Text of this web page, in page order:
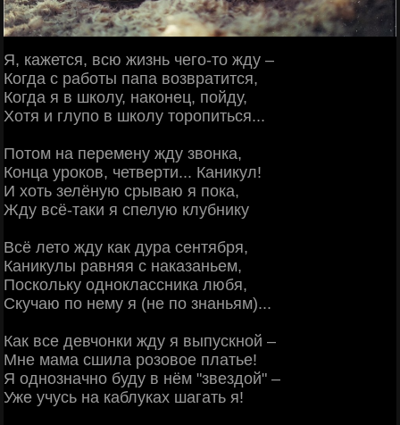
Я, кажется, всю жизнь чего-то жду –
Когда с работы папа возвратится,
Когда я в школу, наконец, пойду,
Хотя и глупо в школу торопиться...
Потом на перемену жду звонка,
Конца уроков, четверти... Каникул!
И хоть зелёную срываю я пока,
Жду всё-таки я спелую клубнику
Всё лето жду как дура сентября,
Каникулы равняя с наказаньем,
Поскольку одноклассника любя,
Скучаю по нему я (не по знаньям)...
Как все девчонки жду я выпускной –
Мне мама сшила розовое платье!
Я однозначно буду в нём "звездой" –
Уже учусь на каблуках шагать я!